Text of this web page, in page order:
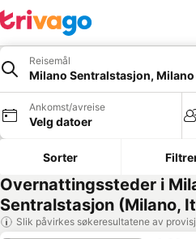
Reisemål
Milano Sentralstasjon, Milano
Ankomst/avreise
Velg datoer
Sorter
Overnattingssteder i
Sentralstasjon (Milano,
Slik påvirkes søkeresultatene av